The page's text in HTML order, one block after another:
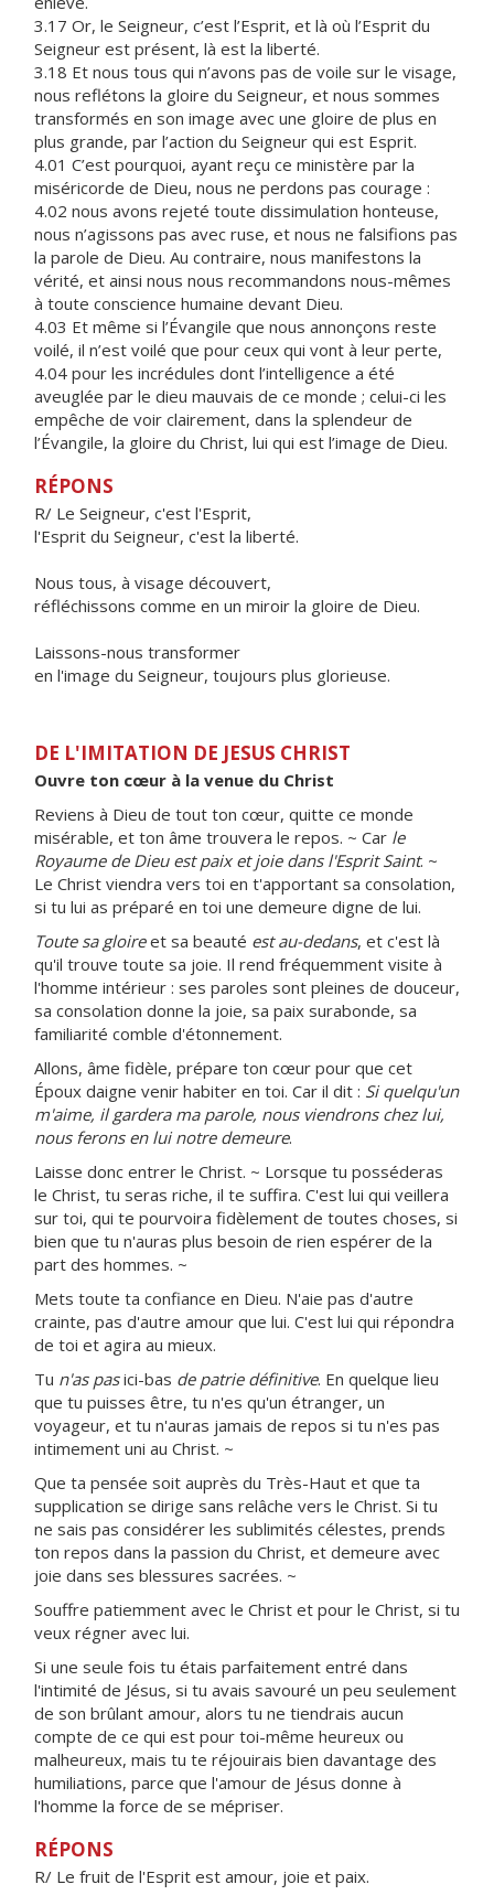
3.17 Or, le Seigneur, c’est l’Esprit, et là où l’Esprit du
Seigneur est présent, là est la liberté.
3.18 Et nous tous qui n’avons pas de voile sur le visage,
nous reflétons la gloire du Seigneur, et nous sommes
transformés en son image avec une gloire de plus en
plus grande, par l’action du Seigneur qui est Esprit.
4.01 C’est pourquoi, ayant reçu ce ministère par la
miséricorde de Dieu, nous ne perdons pas courage :
4.02 nous avons rejeté toute dissimulation honteuse,
nous n’agissons pas avec ruse, et nous ne falsifions pas
la parole de Dieu. Au contraire, nous manifestons la
vérité, et ainsi nous nous recommandons nous-mêmes
à toute conscience humaine devant Dieu.
4.03 Et même si l’Évangile que nous annonçons reste
voilé, il n’est voilé que pour ceux qui vont à leur perte,
4.04 pour les incrédules dont l’intelligence a été
aveuglée par le dieu mauvais de ce monde ; celui-ci les
empêche de voir clairement, dans la splendeur de
l’Évangile, la gloire du Christ, lui qui est l’image de Dieu.
RÉPONS
R/ Le Seigneur, c'est l'Esprit,
l'Esprit du Seigneur, c'est la liberté.
Nous tous, à visage découvert,
réfléchissons comme en un miroir la gloire de Dieu.
Laissons-nous transformer
en l'image du Seigneur, toujours plus glorieuse.
DE L'IMITATION DE JESUS CHRIST
Ouvre ton cœur à la venue du Christ
Reviens à Dieu de tout ton cœur, quitte ce monde
misérable, et ton âme trouvera le repos. ~ Car le
Royaume de Dieu est paix et joie dans l'Esprit Saint. ~
Le Christ viendra vers toi en t'apportant sa consolation,
si tu lui as préparé en toi une demeure digne de lui.
Toute sa gloireet sa beauté est au-dedans, et c'est là
qu'il trouve toute sa joie. Il rend fréquemment visite à
l'homme intérieur : ses paroles sont pleines de douceur,
sa consolation donne la joie, sa paix surabonde, sa
familiarité comble d'étonnement.
Allons, âme fidèle, prépare ton cœur pour que cet
Époux daigne venir habiter en toi. Car il dit : Si quelqu'un
m'aime, il gardera ma parole, nous viendrons chez lui,
nous ferons en lui notre demeure.
Laisse donc entrer le Christ. ~ Lorsque tu posséderas
le Christ, tu seras riche, il te suffira. C'est lui qui veillera
sur toi, qui te pourvoira fidèlement de toutes choses, si
bien que tu n'auras plus besoin de rien espérer de la
part des hommes. ~
Mets toute ta confiance en Dieu. N'aie pas d'autre
crainte, pas d'autre amour que lui. C'est lui qui répondra
de toi et agira au mieux.
Tu n'as pasici-bas de patrie définitive. En quelque lieu
que tu puisses être, tu n'es qu'un étranger, un
voyageur, et tu n'auras jamais de repos si tu n'es pas
intimement uni au Christ. ~
Que ta pensée soit auprès du Très-Haut et que ta
supplication se dirige sans relâche vers le Christ. Si tu
ne sais pas considérer les sublimités célestes, prends
ton repos dans la passion du Christ, et demeure avec
joie dans ses blessures sacrées. ~
Souffre patiemment avec le Christ et pour le Christ, si tu
veux régner avec lui.
Si une seule fois tu étais parfaitement entré dans
l'intimité de Jésus, si tu avais savouré un peu seulement
de son brûlant amour, alors tu ne tiendrais aucun
compte de ce qui est pour toi-même heureux ou
malheureux, mais tu te réjouirais bien davantage des
humiliations, parce que l'amour de Jésus donne à
l'homme la force de se mépriser.
RÉPONS
R/ Le fruit de l'Esprit est amour, joie et paix.